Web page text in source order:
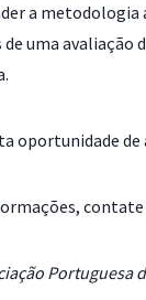
a metodologia
de uma avaliação
oportunidade
contate